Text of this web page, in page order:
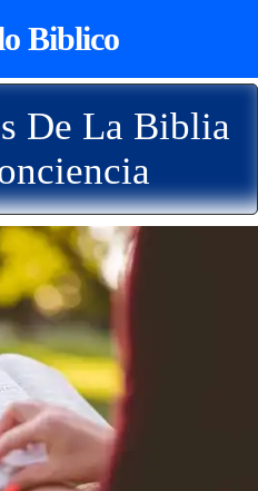
Biblico
De La Biblia